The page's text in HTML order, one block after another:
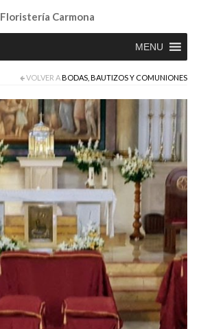
Floristería Carmona
MENU
VOLVER ABODAS, BAUTIZOS Y COMUNIONES